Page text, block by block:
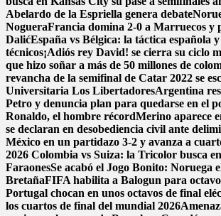
Abelardo de la Espriella genera debate
NogueraFrancia domina 2-0 a Marruecos y
DalićEspaña vs Bélgica: la táctica española
técnicos¡Adiós rey David! se cierra su ciclo
que hizo soñar a más de 50 millones de
revancha de la semifinal de Catar 2022 se
Universitaria Los LibertadoresArgentina
Petro y denuncia plan para quedarse en el
Ronaldo, el hombre récordMerino aparece
se declaran en desobediencia civil ante
México en un partidazo 3-2 y avanza a
2026 Colombia vs Suiza: la Tricolor busca
FaraonesSe acabó el Jogo Bonito: Noruega
BretañaFIFA habilita a Balogun para
Portugal chocan en unos octavos de final
los cuartos de final del mundial 2026